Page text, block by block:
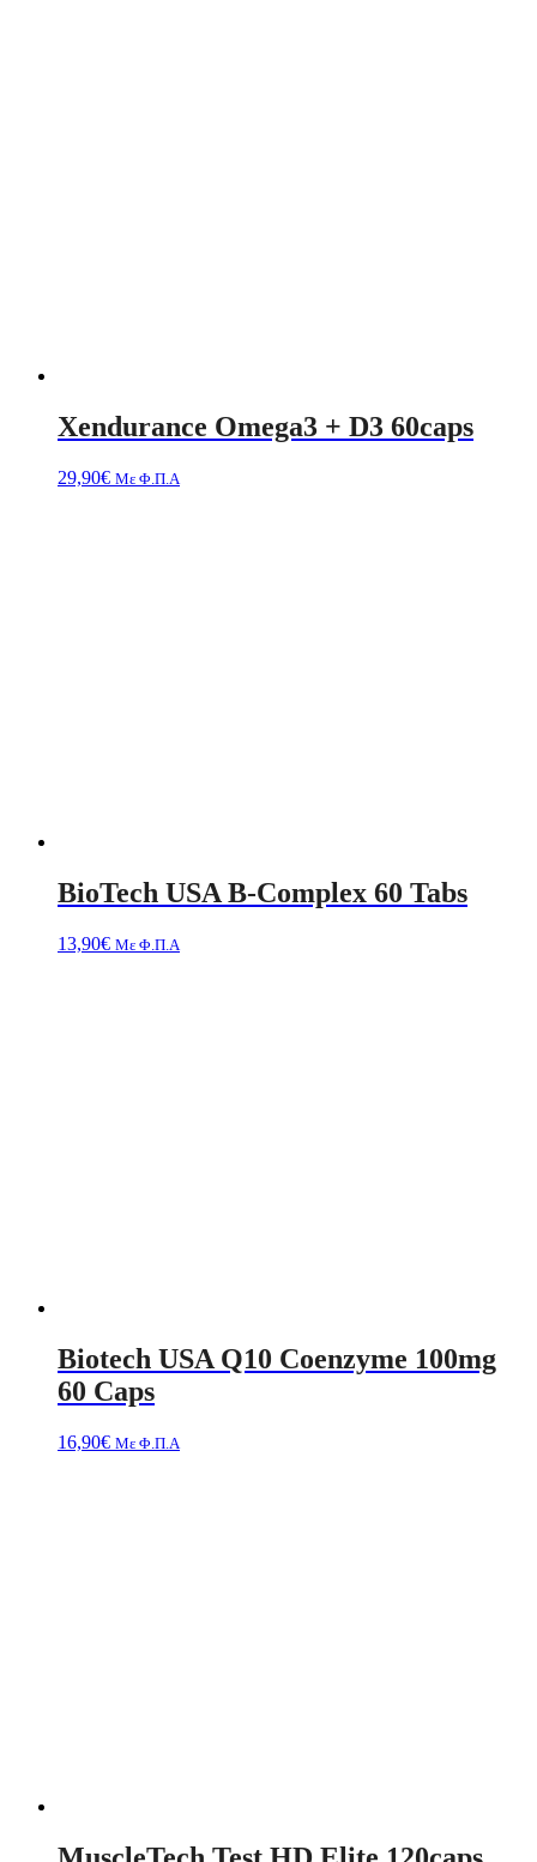
Xendurance Omega3 + D3 60caps
29,90€ Με Φ.Π.Α
BioTech USA B-Complex 60 Tabs
13,90€ Με Φ.Π.Α
Biotech USA Q10 Coenzyme 100mg
60 Caps
16,90€ Με Φ.Π.Α